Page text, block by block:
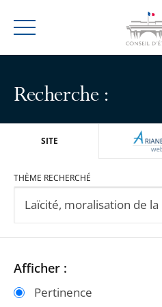
Menu
Recherche :
SITE
THÈME RECHERCHÉ
Passer
les
Passer
les
Afficher :
Pertinence